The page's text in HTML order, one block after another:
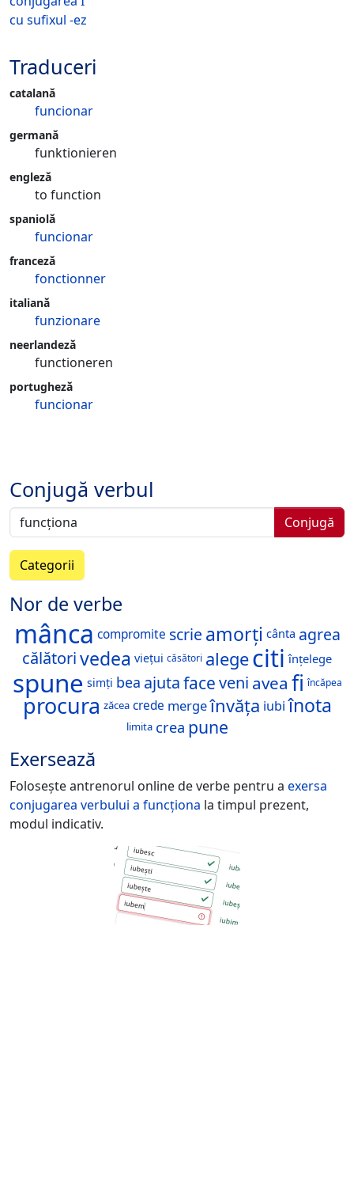
cu sufixul -ez
Traduceri
catalană
funcionar
germană
funktionieren
engleză
to function
spaniolă
funcionar
franceză
fonctionner
italiană
funzionare
neerlandeză
functioneren
portugheză
funcionar
Conjugă verbul
Conjugă
Categorii
Nor de verbe
mânca compromite scrie amorți cânta agrea
călătorivedea viețui căsători alegeciti înțelege
spune simți bea ajutafaceveni avea fi încăpea
procura zăcea crede mergeînvăța iubi înota
limita crea pune
Exersează
Folosește antrenorul online de verbe pentru a exersa
conjugarea verbului a funcționa la timpul prezent,
modul indicativ.